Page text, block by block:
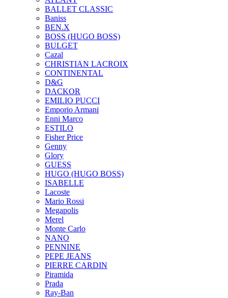
BALLET CLASSIC
Baniss
BEN.X
BOSS (HUGO BOSS)
BULGET
Cazal
CHRISTIAN LACROIX
CONTINENTAL
D&G
DACKOR
EMILIO PUCCI
Emporio Armani
Enni Marco
ESTILO
Fisher Price
Genny
Glory
GUESS
HUGO (HUGO BOSS)
ISABELLE
Lacoste
Mario Rossi
Megapolis
Merel
Monte Carlo
NANO
PENNINE
PEPE JEANS
PIERRE CARDIN
Piramida
Prada
Ray-Ban